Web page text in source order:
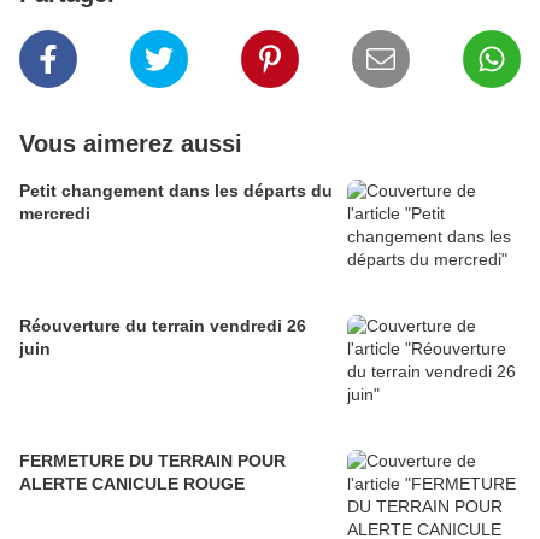
Vous aimerez aussi
Petit changement dans les départs du
mercredi
Réouverture du terrain vendredi 26
juin
FERMETURE DU TERRAIN POUR
ALERTE CANICULE ROUGE